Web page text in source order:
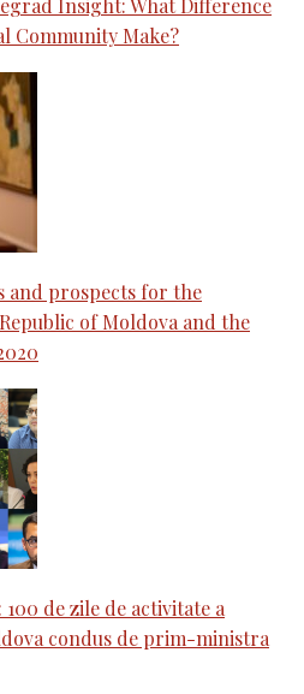
Insight: What Difference
Community Make?
and prospects for the
of Moldova and the
de zile de activitate a
condus de prim-ministra